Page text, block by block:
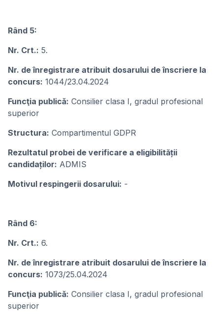
Rând 5:
Nr. Crt.: 5.
Nr. de înregistrare atribuit dosarului de înscriere la
concurs: 1044/23.04.2024
Funcţia publicǎ: Consilier clasa I, gradul profesional
superior
Structura: Compartimentul GDPR
Rezultatul probei de verificare a eligibilității
candidaților: ADMIS
Motivul respingerii dosarului: -
Rând 6:
Nr. Crt.: 6.
Nr. de înregistrare atribuit dosarului de înscriere la
concurs: 1073/25.04.2024
Funcţia publicǎ: Consilier clasa I, gradul profesional
superior